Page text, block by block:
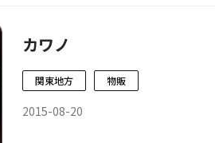
カワノ
関東地方 物販
2015-08-20